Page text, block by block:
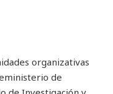
organizativas
de